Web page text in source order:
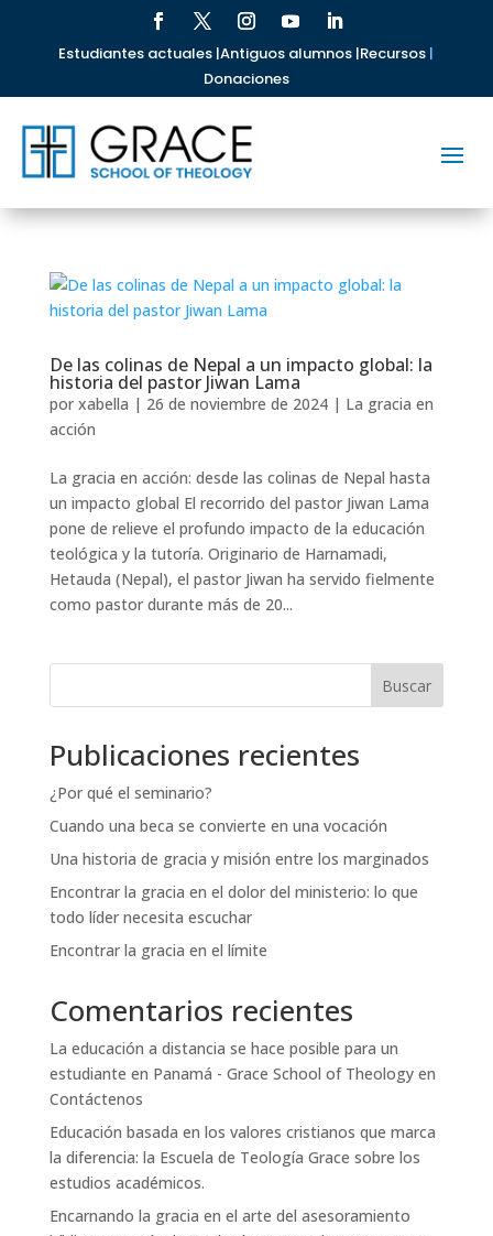
Estudiantes actuales |Antiguos alumnos |Recursos |
Donaciones
De las colinas de Nepal a un impacto global: la
historia del pastor Jiwan Lama
por xabella | 26 de noviembre de 2024| La gracia en
acción
La gracia en acción: desde las colinas de Nepal hasta
un impacto global El recorrido del pastor Jiwan Lama
pone de relieve el profundo impacto de la educación
teológica y la tutoría. Originario de Harnamadi,
Hetauda (Nepal), el pastor Jiwan ha servido fielmente
como pastor durante más de 20...
Buscar
Publicaciones recientes
¿Por qué el seminario?
Cuando una beca se convierte en una vocación
Una historia de gracia y misión entre los marginados
Encontrar la gracia en el dolor del ministerio: lo que
todo líder necesita escuchar
Encontrar la gracia en el límite
Comentarios recientes
La educación a distancia se hace posible para un
estudiante en Panamá - Grace School of Theologyen
Contáctenos
Educación basada en los valores cristianos que marca
la diferencia: la Escuela de Teología Grace sobre los
estudios académicos.
Encarnando la gracia en el arte del asesoramiento